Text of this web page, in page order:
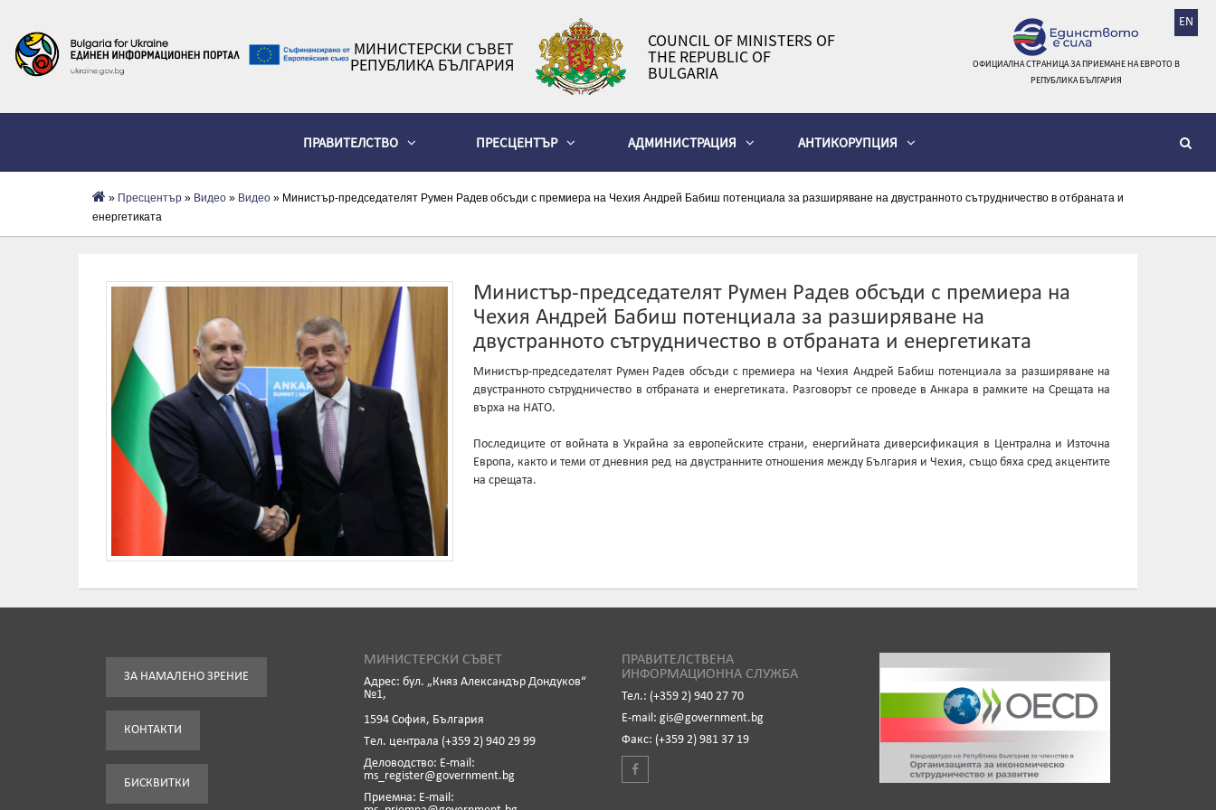
EN
МИНИСТЕРСКИ СЪВЕТ
РЕПУБЛИКА БЪЛГАРИЯ
COUNCIL OF MINISTERS OF
THE REPUBLIC OF
BULGARIA
ОФИЦИАЛНА СТРАНИЦА ЗА ПРИЕМАНЕ НА ЕВРОТО В
РЕПУБЛИКА БЪЛГАРИЯ
ПРАВИТЕЛСТВО ПРЕСЦЕНТЪР АДМИНИСТРАЦИЯ АНТИКОРУПЦИЯ
» Пресцентър » Видеo » Видео » Министър-председателят Румен Радев обсъди с премиера на Чехия Андрей Бабиш потенциала за разширяване на двустранното сътрудничество в отбраната и
енергетиката
Министър-председателят Румен Радев обсъди с премиера на
Чехия Андрей Бабиш потенциала за разширяване на
двустранното сътрудничество в отбраната и енергетиката
Министър-председателят Румен Радев обсъди с премиера на Чехия Андрей Бабиш потенциала за разширяване на
двустранното сътрудничество в отбраната и енергетиката. Разговорът се проведе в Анкара в рамките на Срещата на
върха на НАТО.
Последиците от войната в Украйна за европейските страни, енергийната диверсификация в Централна и Източна
Европа, както и теми от дневния ред на двустранните отношения между България и Чехия, също бяха сред акцентите
на срещата.
ЗА НАМАЛЕНО ЗРЕНИЕ
КОНТАКТИ
БИСКВИТКИ
МИНИСТЕРСКИ СЪВЕТ
Адрес: бул. „Княз Александър Дондуков“
№1,
1594 София, България
Tел. централа (+359 2) 940 29 99
Деловодство: Е-mail:
ms_register@government.bg
Приемна: Е-mail:
ПРАВИТЕЛСТВЕНА
ИНФОРМАЦИОННА СЛУЖБА
Тел.: (+359 2) 940 27 70
Е-mail: gis@government.bg
Факс: (+359 2) 981 37 19